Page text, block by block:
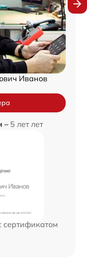
Иванов
– 5 лет лет
сертификатом